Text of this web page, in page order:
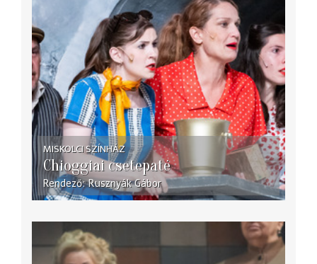
MISKOLCI SZÍNHÁZ
Chioggiai csetepaté
Rendező Rusznyák Gábor